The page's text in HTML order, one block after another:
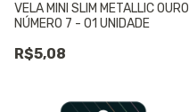
VELA MINI SLIM METALLIC OURO
NÚMERO 7 - 01 UNIDADE
R$5,08